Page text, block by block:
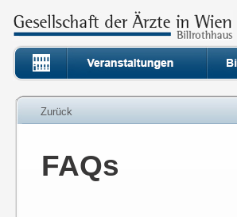
Zurück
FAQs